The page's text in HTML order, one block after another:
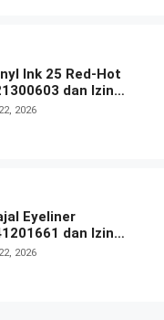
Ink 25 Red-Hot
dan Izin
2026
Eyeliner
dan Izin
2026